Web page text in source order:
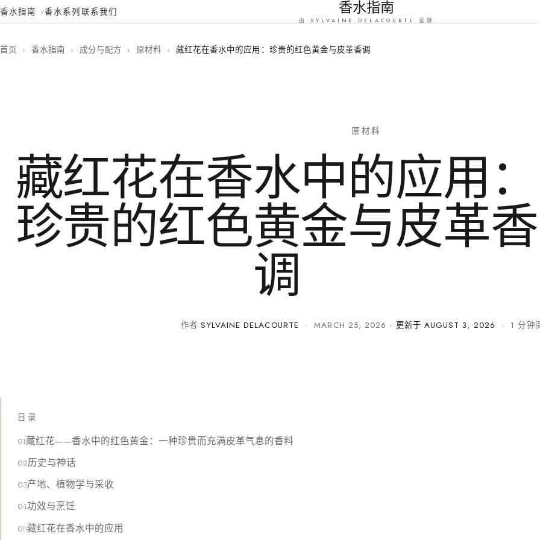
香水指南 香水系列 联系我们 香水指南
由 SYLVAINE DELACOURTE 呈献
首页 › 香水指南 › 成分与配方 › 原材料 › 藏红花在香水中的应用：珍贵的红色黄金与皮革香调
原材料
藏红花在香水中的应用：
珍贵的红色黄金与皮革香
调
作者SYLVAINE DELACOURTE ·MARCH 25, 2026 · 更新于 AUGUST 3, 2026 · 1 分钟
目录
藏红花——香水中的红色黄金：一种珍贵而充满皮革气息的香料
历史与神话
产地、植物学与采收
功效与烹饪
藏红花在香水中的应用